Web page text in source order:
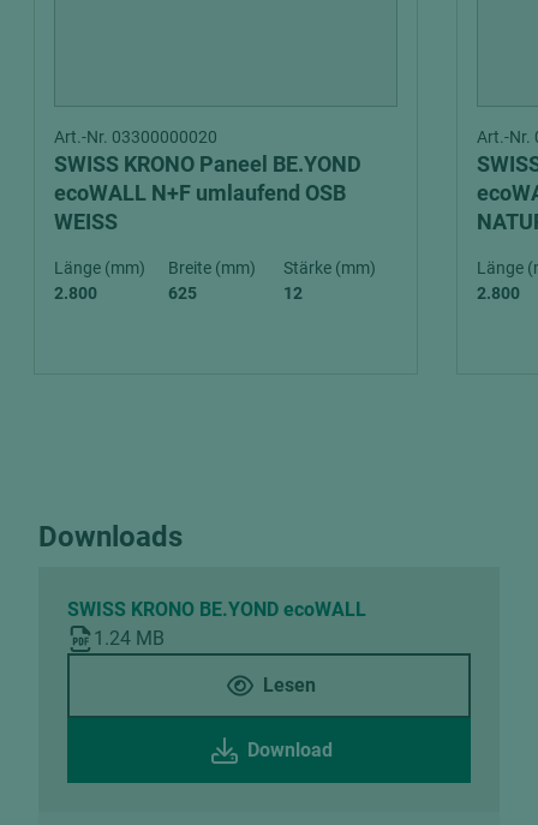
Art.-Nr. 03300000020
SWISS KRONO Paneel BE.YOND
ecoWALL N+F umlaufend OSB
WEISS
Länge (mm)
2.800
Breite (mm)
625
Stärke (mm)
12
Art.-Nr.
Länge
2.800
Downloads
SWISS KRONO BE.YOND ecoWALL
1.24 MB
Lesen
Download